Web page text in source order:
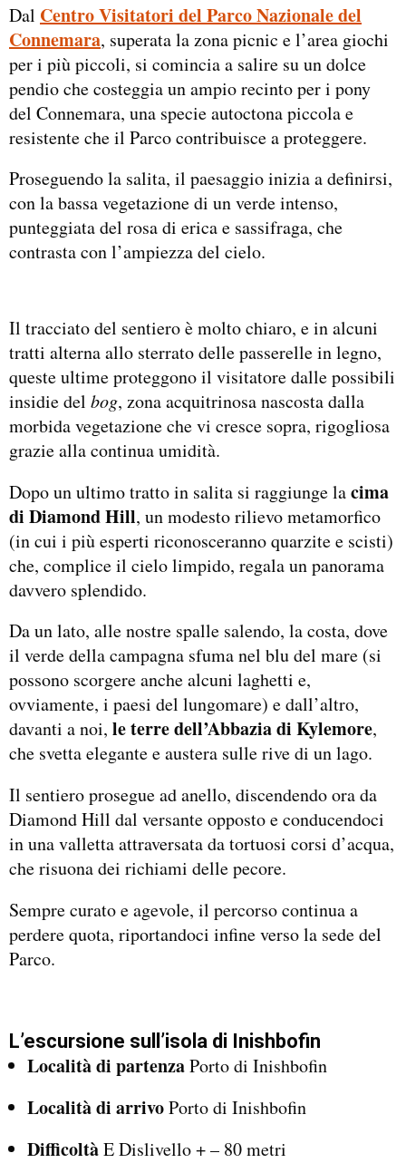
Dal Centro Visitatori del Parco Nazionale del
Connemara, superata la zona picnic e l’area giochi
per i più piccoli, si comincia a salire su un dolce
pendio che costeggia un ampio recinto per i pony
del Connemara, una specie autoctona piccola e
resistente che il Parco contribuisce a proteggere.
Proseguendo la salita, il paesaggio inizia a definirsi,
con la bassa vegetazione di un verde intenso,
punteggiata del rosa di erica e sassifraga, che
contrasta con l’ampiezza del cielo.
Il tracciato del sentiero è molto chiaro, e in alcuni
tratti alterna allo sterrato delle passerelle in legno,
queste ultime proteggono il visitatore dalle possibili
insidie del bog, zona acquitrinosa nascosta dalla
morbida vegetazione che vi cresce sopra, rigogliosa
grazie alla continua umidità.
Dopo un ultimo tratto in salita si raggiunge lacima
di Diamond Hill, un modesto rilievo metamorfico
(in cui i più esperti riconosceranno quarzite e scisti)
che, complice il cielo limpido, regala un panorama
davvero splendido.
Da un lato, alle nostre spalle salendo, la costa, dove
il verde della campagna sfuma nel blu del mare (si
possono scorgere anche alcuni laghetti e,
ovviamente, i paesi del lungomare) e dall’altro,
davanti a noi, le terre dell’Abbazia di Kylemore,
che svetta elegante e austera sulle rive di un lago.
Il sentiero prosegue ad anello, discendendo ora da
Diamond Hill dal versante opposto e conducendoci
in una valletta attraversata da tortuosi corsi d’acqua,
che risuona dei richiami delle pecore.
Sempre curato e agevole, il percorso continua a
perdere quota, riportandoci infine verso la sede del
Parco.
L’escursione sull’isola di Inishbofin
Località di partenzaPorto di Inishbofin
Località di arrivoPorto di Inishbofin
DifficoltàE Dislivello + – 80 metri